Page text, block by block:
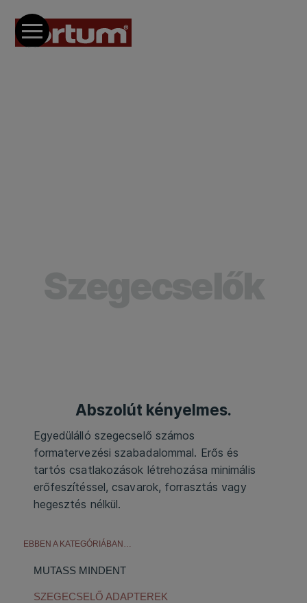
Abszolút kényelmes.
Egyedülálló szegecselő számos
formatervezési szabadalommal. Erős és
tartós csatlakozások létrehozása minimális
erőfeszítéssel, csavarok, forrasztás vagy
hegesztés nélkül.
EBBEN A KATEGÓRIÁBAN…
MUTASS MINDENT
SZEGECSELŐ ADAPTEREK